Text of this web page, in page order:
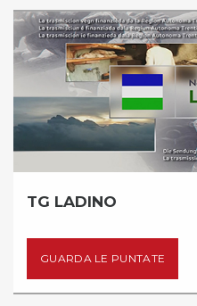
LADINO
GUARDA LE PUNTATE